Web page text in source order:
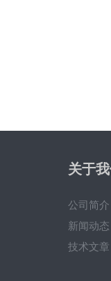
关于我
公司简介
新闻动态
技术文章